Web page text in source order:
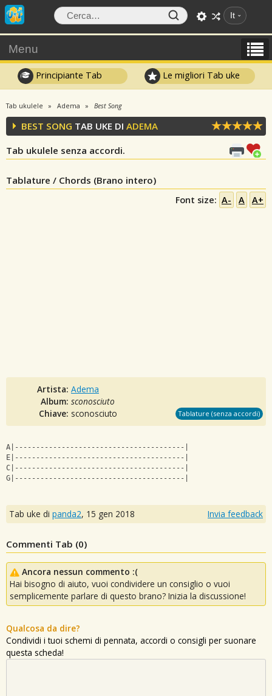
It
Menu
Principiante Tab Le migliori Tab uke
Tab ukulele Adema Best Song
BEST SONG TAB UKE DI ADEMA
Tab ukulele senza accordi.
Tablature / Chords (Brano intero)
Font size: A- A A+
Artista: Adema
Album: sconosciuto
Chiave: sconosciuto Tablature (senza accordi)
A|----------------------------------------|
E|----------------------------------------|
C|----------------------------------------|
G|----------------------------------------|
Tab uke di panda2, 15 gen 2018 Invia feedback
Commenti Tab (0)
Ancora nessun commento :(
Hai bisogno di aiuto, vuoi condividere un consiglio o vuoi
semplicemente parlare di questo brano? Inizia la discussione!
Qualcosa da dire?
Condividi i tuoi schemi di pennata, accordi o consigli per suonare
questa scheda!